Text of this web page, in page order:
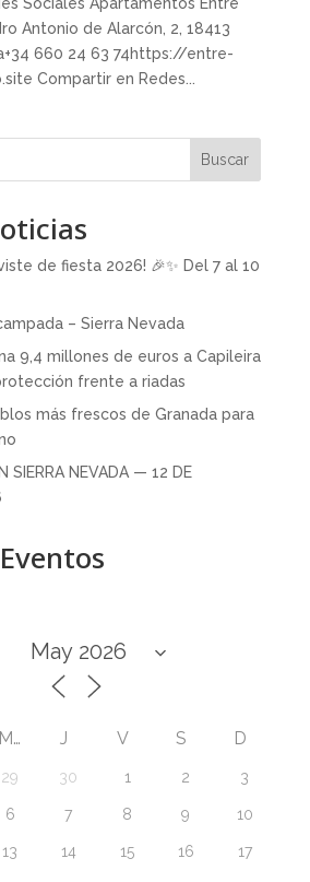
Antonio de Alarcón, 2, 18413
660 24 63 74https://entre-
Compartir en Redes...
Buscar
de fiesta 2026! 🎉✨ Del 7 al 10
– Sierra Nevada
9,4 millones de euros a Capileira
frente a riadas
más frescos de Granada para
SIERRA NEVADA — 12 DE
M J V S D
29 30 1 2 3
6 7 8 9 10
13 14 15 16 17